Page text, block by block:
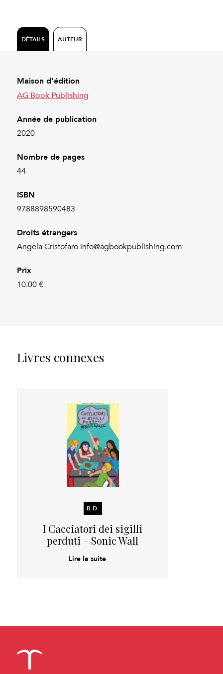
DÉTAILS AUTEUR
Maison d’édition
AG Book Publishing
Année de publication
2020
Nombre de pages
44
ISBN
9788898590483
Droits étrangers
Angela Cristofaro info@agbookpublishing.com
Prix
10.00 €
Livres connexes
B.D.
I Cacciatori dei sigilli
perduti – Sonic Wall
Lire la suite